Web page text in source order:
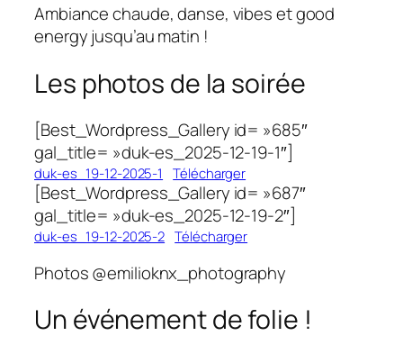
Ambiance chaude, danse, vibes et good
energy jusqu’au matin !
Les photos de la soirée
[Best_Wordpress_Gallery id= »685″
gal_title= »duk-es_2025-12-19-1″]
duk-es_19-12-2025-1 Télécharger
[Best_Wordpress_Gallery id= »687″
gal_title= »duk-es_2025-12-19-2″]
duk-es_19-12-2025-2 Télécharger
Photos @emilioknx_photography
Un événement de folie !